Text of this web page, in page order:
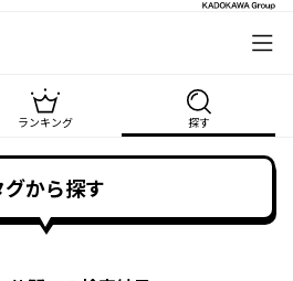
ランキング 探す
グから探す